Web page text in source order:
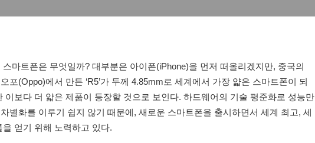
마트폰은 무엇일까? 대부분은 아이폰(iPhone)을 먼저 떠올리겠지만, 중국의
포(Oppo)에서 만든 ‘R5’가 두께 4.85mm로 세계에서 가장 얇은 스마트폰이 되
이보다 더 얇은 제품이 등장할 것으로 보인다. 하드웨어의 기술 평준화로 성능만
별화를 이루기 쉽지 않기 때문에, 새로운 스마트폰을 출시하면서 세계 최고, 세
얻기 위해 노력하고 있다.